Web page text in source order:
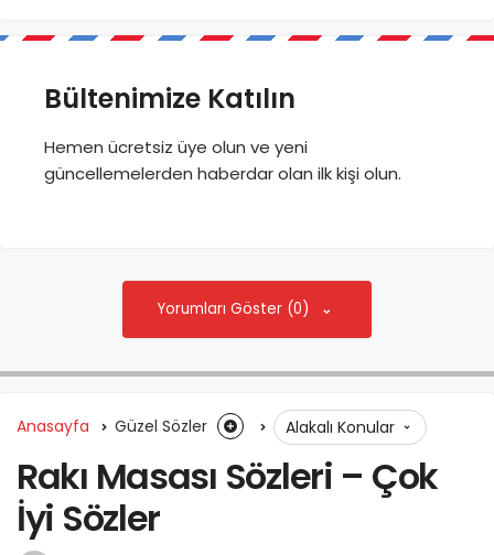
Bültenimize Katılın
Hemen ücretsiz üye olun ve yeni
güncellemelerden haberdar olan ilk kişi olun.
Yorumları Göster (0)
Anasayfa Güzel Sözler Alakalı Konular
Rakı Masası Sözleri – Çok
İyi Sözler